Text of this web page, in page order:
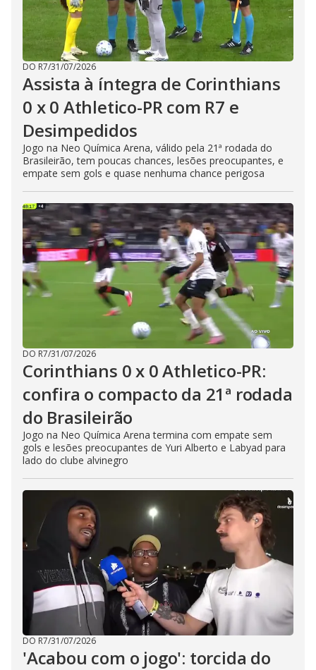
DO R7/31/07/2026
Assista à íntegra de Corinthians
0 x 0 Athletico-PR com R7 e
Desimpedidos
Jogo na Neo Química Arena, válido pela 21ª rodada do
Brasileirão, tem poucas chances, lesões preocupantes, e
empate sem gols e quase nenhuma chance perigosa
DO R7/31/07/2026
Corinthians 0 x 0 Athletico-PR:
confira o compacto da 21ª rodada
do Brasileirão
Jogo na Neo Química Arena termina com empate sem
gols e lesões preocupantes de Yuri Alberto e Labyad para
lado do clube alvinegro
DO R7/31/07/2026
'Acabou com o jogo': torcida do